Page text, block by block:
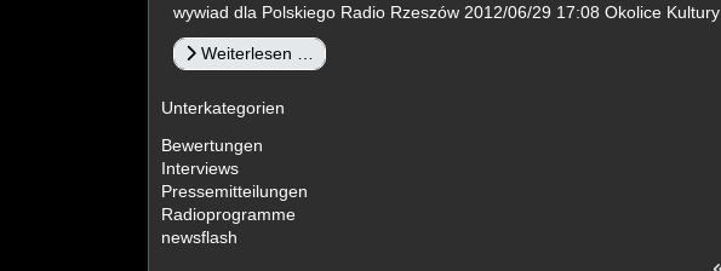
wywiad dla Polskiego Radio Rzeszów 2012/06/29 17:08 Okolice Kultury
Weiterlesen …
Unterkategorien
Bewertungen
Interviews
Pressemitteilungen
Radioprogramme
newsflash